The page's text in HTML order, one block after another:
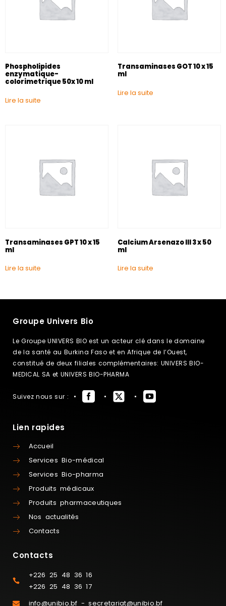
Phospholipides
enzymatique-
colorimetrique 50x 10 ml
Lire la suite
Transaminases GOT 10 x 15
ml
Lire la suite
Transaminases GPT 10 x 15
ml
Lire la suite
Calcium Arsenazo III 3 x 50
ml
Lire la suite
Groupe Univers Bio
Le Groupe UNIVERS BIO est un acteur clé dans le domaine
de la santé au Burkina Faso et en Afrique de l’Ouest,
constitué de deux filiales complémentaires: UNIVERS BIO-
MEDICAL SA et UNIVERS BIO-PHARMA
Suivez nous sur :
Lien rapides
Accueil
Services Bio-médical
Services Bio-pharma
Produits médicaux
Produits pharmaceutiques
Nos actualités
Contacts
Contacts
+226 25 48 36 16
+226 25 48 36 17
info@unibio.bf - secretariat@unibio.bf